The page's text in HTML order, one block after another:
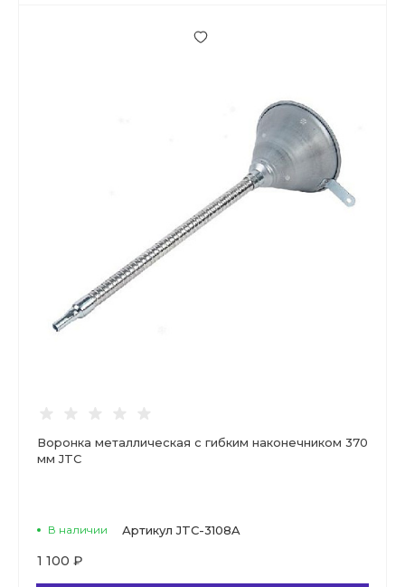
Воронка металлическая с гибким наконечником 370
мм JTC
В наличии Артикул JTC-3108A
1 100 ₽